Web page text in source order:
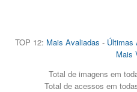
TOP 12: Mais Avaliadas - Últimas
Mais
Total de imagens em
Total de acessos em